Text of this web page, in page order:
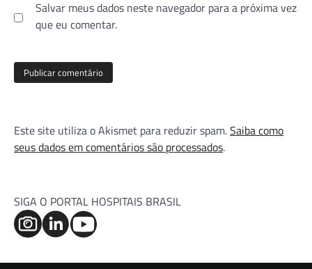
Salvar meus dados neste navegador para a próxima vez
que eu comentar.
Este site utiliza o Akismet para reduzir spam.Saiba como
seus dados em comentários são processados.
SIGA O PORTAL HOSPITAIS BRASIL